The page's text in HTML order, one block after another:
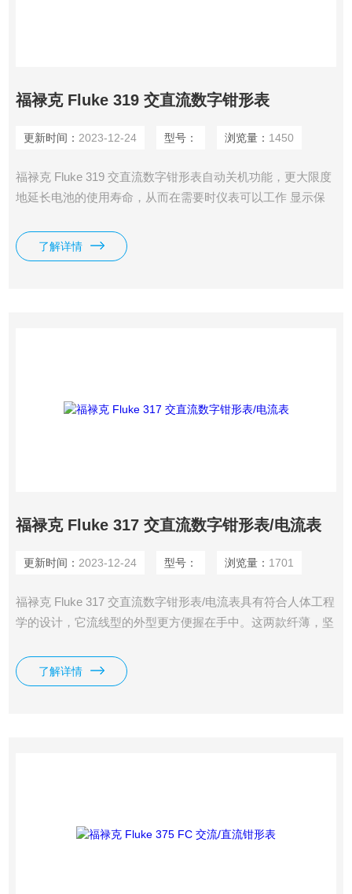
福禄克 Fluke 319 交直流数字钳形表
更新时间： 2023-12-24 型号： 浏览量： 1450
福禄克 Fluke 319 交直流数字钳形表自动关机功能，更大限度
地延长电池的使用寿命，从而在需要时仪表可以工作 显示保
了解详情
福禄克 Fluke 317 交直流数字钳形表/电流表
更新时间： 2023-12-24 型号： 浏览量： 1701
福禄克 Fluke 317 交直流数字钳形表/电流表具有符合人体工程
学的设计，它流线型的外型更方便握在手中。这两款纤薄，坚
和在狭窄空间内使用。 317和319拥有准确的40 A小量程。
FLUKE 319数字式钳形电流表除了具备一系列的测试功能，还
了解详情